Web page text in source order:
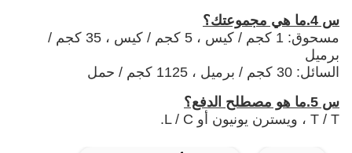
س 4.ما هي مجموعتك؟
مسحوق: 1 كجم / كيس ، 5 كجم / كيس ، 35 كجم /
برميل
السائل: 30 كجم / برميل ، 1125 كجم / حمل
س 5.ما هو مصطلح الدفع؟
T / T ، ويسترن يونيون أو L / C.